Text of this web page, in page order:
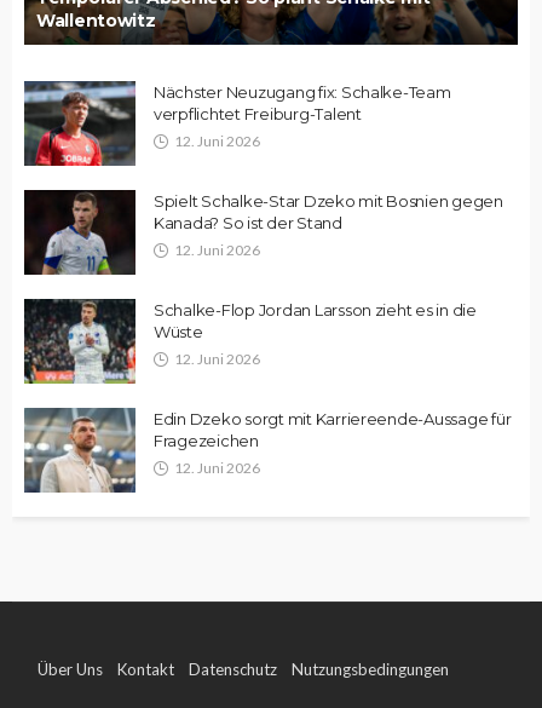
Wallentowitz
Nächster Neuzugang fix: Schalke-Team
verpflichtet Freiburg-Talent
12. Juni 2026
Spielt Schalke-Star Dzeko mit Bosnien gegen
Kanada? So ist der Stand
12. Juni 2026
Schalke-Flop Jordan Larsson zieht es in die
Wüste
12. Juni 2026
Edin Dzeko sorgt mit Karriereende-Aussage für
Fragezeichen
12. Juni 2026
Über Uns Kontakt Datenschutz Nutzungsbedingungen